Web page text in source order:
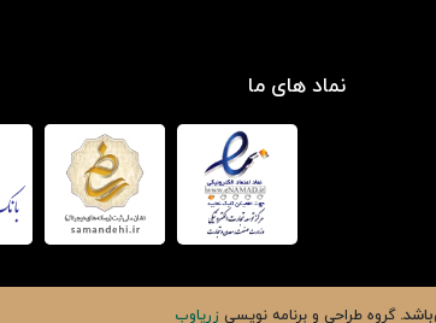
نماد های ما
گروه طراحی و برنامه نویسی زریاوب